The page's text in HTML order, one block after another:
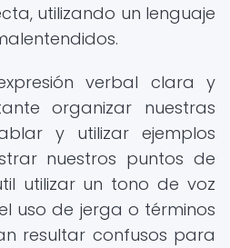
utilizando un lenguaje
verbal clara y
organizar nuestras
y utilizar ejemplos
nuestros puntos de
utilizar un tono de voz
uso de jerga o términos
resultar confusos para